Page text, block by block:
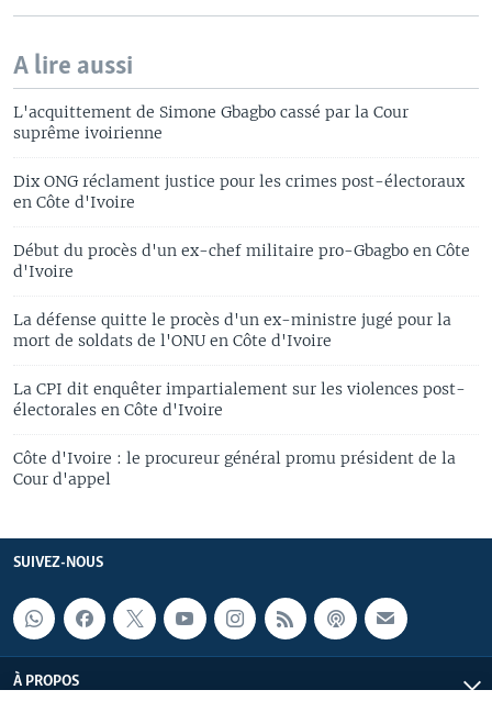
A lire aussi
L'acquittement de Simone Gbagbo cassé par la Cour
suprême ivoirienne
Dix ONG réclament justice pour les crimes post-électoraux
en Côte d'Ivoire
Début du procès d'un ex-chef militaire pro-Gbagbo en Côte
d'Ivoire
La défense quitte le procès d'un ex-ministre jugé pour la
mort de soldats de l'ONU en Côte d'Ivoire
La CPI dit enquêter impartialement sur les violences post-
électorales en Côte d'Ivoire
Côte d'Ivoire : le procureur général promu président de la
Cour d'appel
SUIVEZ-NOUS
À PROPOS